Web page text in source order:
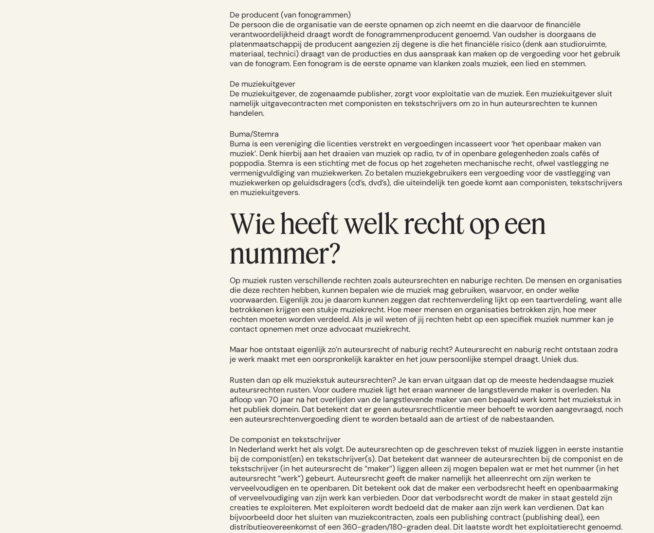
De producent (van fonogrammen)
De persoon die de organisatie van de eerste opnamen op zich neemt en die daarvoor de financiële
verantwoordelijkheid draagt wordt de fonogrammenproducent genoemd. Van oudsher is doorgaans de
platenmaatschappij de producent aangezien zij degene is die het financiële risico (denk aan studioruimte,
materiaal, technici) draagt van de producties en dus aanspraak kan maken op de vergoeding voor het gebruik
van de fonogram. Een fonogram is de eerste opname van klanken zoals muziek, een lied en stemmen.
De muziekuitgever
De muziekuitgever, de zogenaamde publisher, zorgt voor exploitatie van de muziek. Een muziekuitgever sluit
namelijk uitgavecontracten met componisten en tekstschrijvers om zo in hun auteursrechten te kunnen
handelen.
Buma/Stemra
Buma is een vereniging die licenties verstrekt en vergoedingen incasseert voor ‘het openbaar maken van
muziek’. Denk hierbij aan het draaien van muziek op radio, tv of in openbare gelegenheden zoals cafés of
poppodia. Stemra is een stichting met de focus op het zogeheten mechanische recht, ofwel vastlegging ne
vermenigvuldiging van muziekwerken. Zo betalen muziekgebruikers een vergoeding voor de vastlegging van
muziekwerken op geluidsdragers (cd’s, dvd’s), die uiteindelijk ten goede komt aan componisten, tekstschrijvers
en muziekuitgevers.
Wie heeft welk recht op een
nummer?
Op muziek rusten verschillende rechten zoals auteursrechten en naburige rechten. De mensen en organisaties
die deze rechten hebben, kunnen bepalen wie de muziek mag gebruiken, waarvoor, en onder welke
voorwaarden. Eigenlijk zou je daarom kunnen zeggen dat rechtenverdeling lijkt op een taartverdeling, want alle
betrokkenen krijgen een stukje muziekrecht. Hoe meer mensen en organisaties betrokken zijn, hoe meer
rechten moeten worden verdeeld. Als je wil weten of jij rechten hebt op een specifiek muziek nummer kan je
contact opnemen met onze advocaat muziekrecht.
Maar hoe ontstaat eigenlijk zo’n auteursrecht of naburig recht? Auteursrecht en naburig recht ontstaan zodra
je werk maakt met een oorspronkelijk karakter en het jouw persoonlijke stempel draagt. Uniek dus.
Rusten dan op elk muziekstuk auteursrechten? Je kan ervan uitgaan dat op de meeste hedendaagse muziek
auteursrechten rusten. Voor oudere muziek ligt het eraan wanneer de langstlevende maker is overleden. Na
afloop van 70 jaar na het overlijden van de langstlevende maker van een bepaald werk komt het muziekstuk in
het publiek domein. Dat betekent dat er geen auteursrechtlicentie meer behoeft te worden aangevraagd, noch
een auteursrechtenvergoeding dient te worden betaald aan de artiest of de nabestaanden.
De componist en tekstschrijver
In Nederland werkt het als volgt. De auteursrechten op de geschreven tekst of muziek liggen in eerste instantie
bij de componist(en) en tekstschrijver(s). Dat betekent dat wanneer de auteursrechten bij de componist en de
tekstschrijver (in het auteursrecht de “maker”) liggen alleen zij mogen bepalen wat er met het nummer (in het
auteursrecht “werk”) gebeurt. Auteursrecht geeft de maker namelijk het alleenrecht om zijn werken te
verveelvoudigen en te openbaren. Dit betekent ook dat de maker een verbodsrecht heeft en openbaarmaking
of verveelvoudiging van zijn werk kan verbieden. Door dat verbodsrecht wordt de maker in staat gesteld zijn
creaties te exploiteren. Met exploiteren wordt bedoeld dat de maker aan zijn werk kan verdienen. Dat kan
bijvoorbeeld door het sluiten van muziekcontracten, zoals een publishing contract (publishing deal), een
distributieovereenkomst of een 360-graden/180-graden deal. Dit laatste wordt het exploitatierecht genoemd.